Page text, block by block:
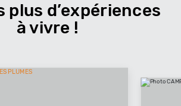
plus d’expériences
à vivre !